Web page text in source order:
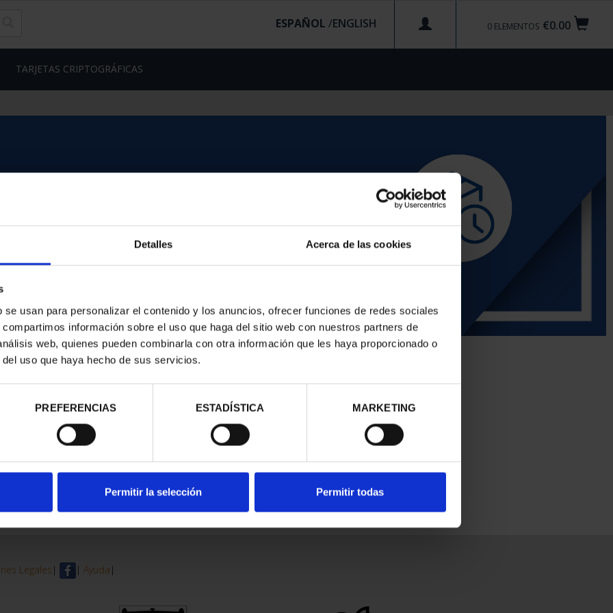
Detalles Acerca de las cookies
usan para personalizar el contenido y los anuncios, ofrecer funciones de redes sociales
información sobre el uso que haga del sitio web con nuestros partners de
web, quienes pueden combinarla con otra información que les haya proporcionado o
uso que haya hecho de sus servicios.
PREFERENCIAS ESTADÍSTICA MARKETING
Permitir la selección Permitir todas
€0.00
0 ELEMENTOS
ESPAÑOL /
TARJETAS CRIPTOGRÁFICAS
Legales | | Ayuda |